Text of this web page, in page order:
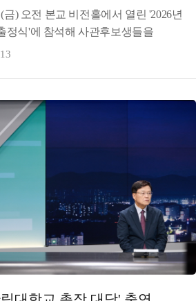
) 오전 본교 비전홀에서 열린 '2026년
정식'에 참석해 사관후보생들을
최우수 학군단으로 선정되어
13